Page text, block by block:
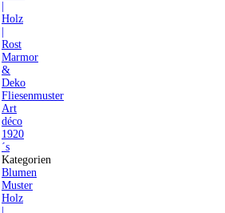
Holz
Rost
Marmor
&
Deko
Fliesenmuster
Art
déco
1920
´s
Kategorien
Blumen
Muster
Holz